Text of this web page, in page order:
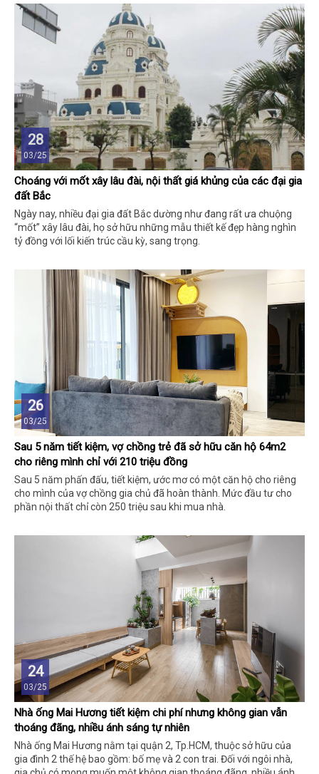
28
03/25
Choáng với mốt xây lâu đài, nội thất giá khủng của các đại gia
đất Bắc
Ngày nay, nhiều đại gia đất Bắc dường như đang rất ưa chuộng
“mốt” xây lâu đài, họ sở hữu những mẫu thiết kế đẹp hàng nghìn
tỷ đồng với lối kiến trúc cầu kỳ, sang trọng.
26
03/25
Sau 5 năm tiết kiệm, vợ chồng trẻ đã sở hữu căn hộ 64m2
cho riêng mình chỉ với 210 triệu đồng
Sau 5 năm phấn đấu, tiết kiệm, ước mơ có một căn hộ cho riêng
cho mình của vợ chồng gia chủ đã hoàn thành. Mức đầu tư cho
phần nội thất chỉ còn 250 triệu sau khi mua nhà.
24
03/25
Nhà ống Mai Hương tiết kiệm chi phí nhưng không gian vẫn
thoáng đãng, nhiều ánh sáng tự nhiên
Nhà ống Mai Hương nằm tại quận 2, Tp.HCM, thuộc sở hữu của
gia đình 2 thế hệ bao gồm: bố mẹ và 2 con trai. Đối với ngôi nhà,